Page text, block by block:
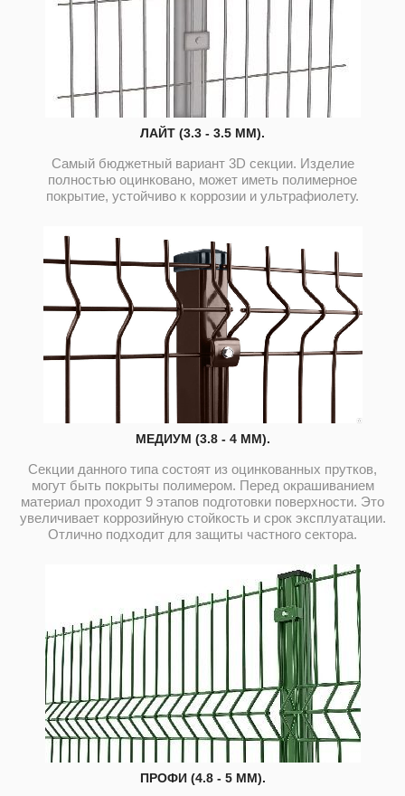
ЛАЙТ (3.3 - 3.5 ММ).
Самый бюджетный вариант 3D секции. Изделие
полностью оцинковано, может иметь полимерное
покрытие, устойчиво к коррозии и ультрафиолету.
МЕДИУМ (3.8 - 4 ММ).
Секции данного типа состоят из оцинкованных прутков,
могут быть покрыты полимером. Перед окрашиванием
материал проходит 9 этапов подготовки поверхности. Это
увеличивает коррозийную стойкость и срок эксплуатации.
Отлично подходит для защиты частного сектора.
ПРОФИ (4.8 - 5 ММ).